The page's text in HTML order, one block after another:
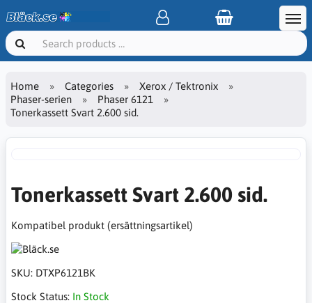
Home Categories
Xerox / Tektronix
Phaser-serien
Phaser 6121
Tonerkassett Svart 2.600 sid.
Tonerkassett Svart 2.600 sid.
Kompatibel produkt (ersättningsartikel)
SKU: DTXP6121BK
Stock Status: In Stock